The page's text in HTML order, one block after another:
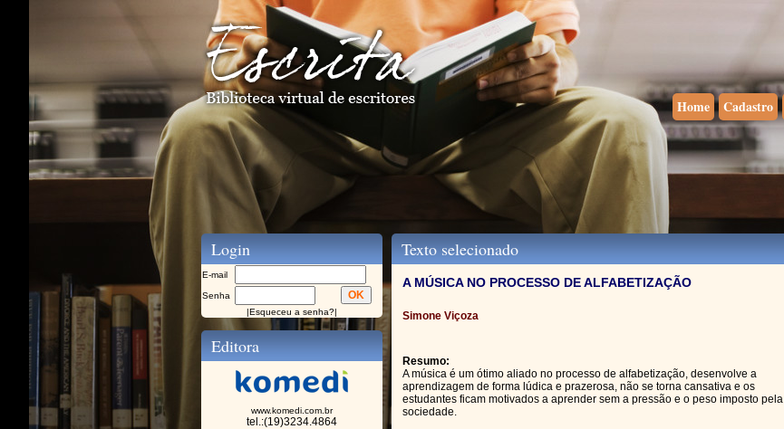
Home Cadastro
Login
E-mail
Senha
|Esqueceu a senha?|
Editora
www.komedi.com.br
tel.:(19)3234.4864
Texto selecionado
A MÚSICA NO PROCESSO DE ALFABETIZAÇÃO
Simone Viçoza
Resumo:
A música é um ótimo aliado no processo de alfabetização, desenvolve a
aprendizagem de forma lúdica e prazerosa, não se torna cansativa e os
estudantes ficam motivados a aprender sem a pressão e o peso imposto pela
sociedade.